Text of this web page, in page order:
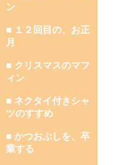
ン
■ １２回目の、お正
月
■ クリスマスのマフ
ィン
■ ネクタイ付きシャ
ツのすすめ
■ かつおぶしを、卒
業する